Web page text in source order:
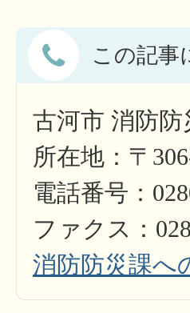
この記事
古河市 消防
所在地：〒
電話番号：
ファクス：
消防防災課へ